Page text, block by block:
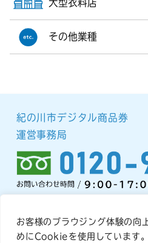
お客様のブラウジング体験の向
めにCookieを使用しています
大型衣料店
その他業種
紀の川市デジタル商品券
運営事務局
プライバシーポリシー